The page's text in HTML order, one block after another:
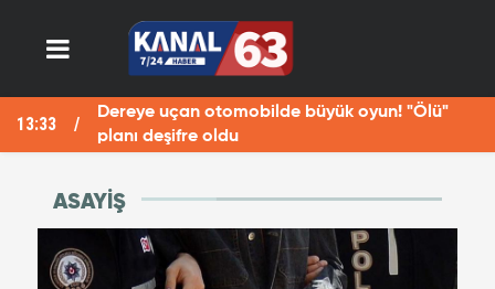
13:29
Fotoğraf çekerken Fırat Nehri'ne düşen Havva
öldü
ASAYIŞ